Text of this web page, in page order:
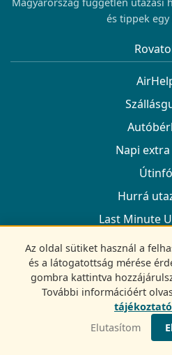
és tippek egy
Napi
Útinfó
Hurrá
Last Minute
Az oldal sütiket használ a
és a látogatottság mérése
gombra kattintva
További információért
Elutasítom